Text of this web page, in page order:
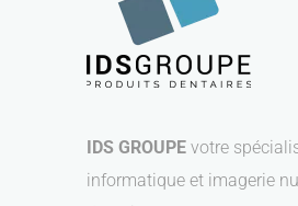
IDS GROUPE votre
informatique et imagerie